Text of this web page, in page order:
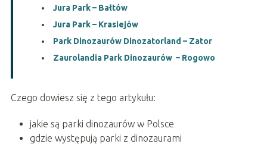
Jura Park – Bałtów
Jura Park – Krasiejów
Park Dinozaurów Dinozatorland – Zator
Zaurolandia Park Dinozaurów – Rogowo
Czego dowiesz się z tego artykułu:
jakie są parki dinozaurów w Polsce
gdzie występują parki z dinozaurami